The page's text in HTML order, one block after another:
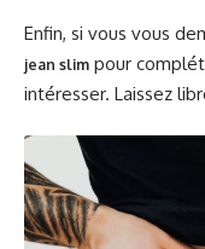
Enfin, si vous vous
jean slim pour
intéresser. Laissez